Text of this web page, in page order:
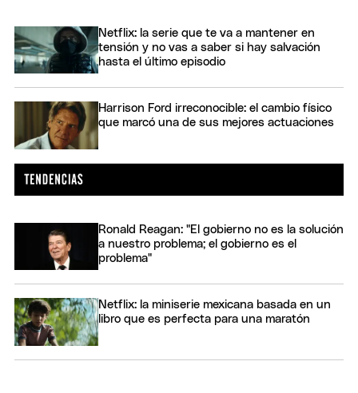
Netflix: la serie que te va a mantener en
tensión y no vas a saber si hay salvación
hasta el último episodio
Harrison Ford irreconocible: el cambio físico
que marcó una de sus mejores actuaciones
Ronald Reagan: "El gobierno no es la solución
a nuestro problema; el gobierno es el
problema"
Netflix: la miniserie mexicana basada en un
libro que es perfecta para una maratón